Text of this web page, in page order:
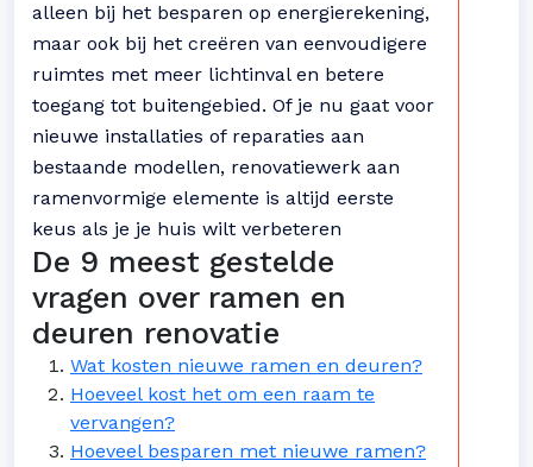
alleen bij het besparen op energierekening,
maar ook bij het creëren van eenvoudigere
ruimtes met meer lichtinval en betere
toegang tot buitengebied. Of je nu gaat voor
nieuwe installaties of reparaties aan
bestaande modellen, renovatiewerk aan
ramenvormige elemente is altijd eerste
keus als je je huis wilt verbeteren
De 9 meest gestelde
vragen over ramen en
deuren renovatie
Wat kosten nieuwe ramen en deuren?
Hoeveel kost het om een raam te
vervangen?
Hoeveel besparen met nieuwe ramen?